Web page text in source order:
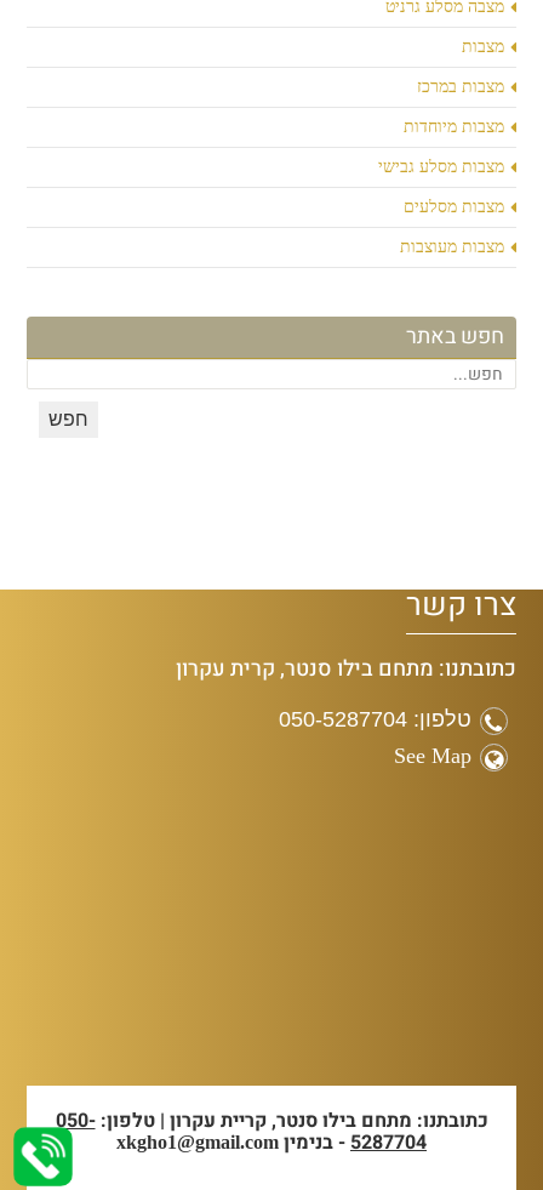
מצבה מסלע גרניט
מצבות
מצבות במרכז
מצבות מיוחדות
מצבות מסלע גבישי
מצבות מסלעים
מצבות מעוצבות
חפש באתר
צרו קשר
כתובתנו: מתחם בילו סנטר, קרית עקרון
טלפון: 050-5287704
See Map
כתובתנו: מתחם בילו סנטר, קריית עקרון | טלפון:050-
5287704- בנימין xkgho1@gmail.com